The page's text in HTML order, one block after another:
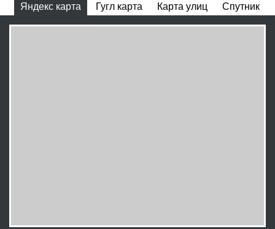
Яндекс карта Гугл карта Карта улиц Спутник